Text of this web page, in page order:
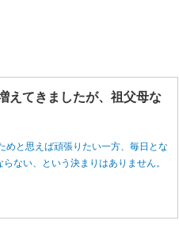
えてきましたが、祖父母な
めと思えば頑張りたい一方、毎日とな
ない、という決まりはありません。